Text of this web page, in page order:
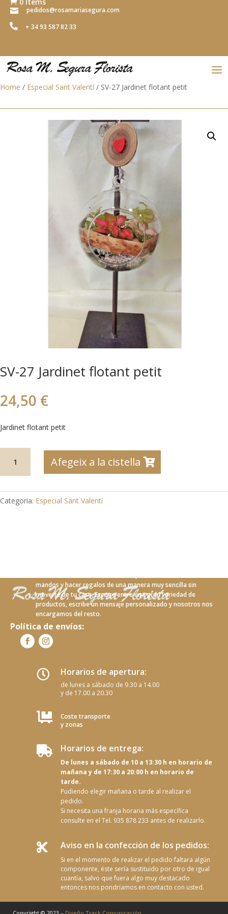
 pedidos@rosamariasegura.com
 + 34 93 587 82 33
Home / Especial Sant Valentí/ SV-27 Jardinet flotant petit
SV-27 Jardinet flotant petit
24,50 €
Jardinet flotant petit
SV-
Jardinet
Afegeix a la cistella
Categoria: Especial Sant Valentí
Política de envíos:
mandos y hacer regalos de una manera muy sencilla sin
moverte de tu casa. Escoge entre una gran variedad de
productos, escribe un mensaje personalizado y nosotros nos
encargamos del resto.
 Horarios de apertura:
de lunes a sábado de 9.30 a 14.00
y de 17.00 a 20.30

Coste transporte
y zonas
 Horarios de entrega:
De lunes a sábado de 10 a 13:30 h en horario de
mañana y de 17:30 a 20:00 h en horario de
tarde.
Pudiendo elegir mañana o tarde al realizar el
pedido.
Si necesita una franja horaria más específica
consulte en el Tel. 935 878 233 antes de realizarlo.
 Aviso en la confección de los pedidos:
Si en el momento de realizar el pedido faltara algún
componente, éste sería sustituido por otro de igual
cuantía, salvo que fuera algo muy destacado
entonces nos pondríamos en contacto con usted.